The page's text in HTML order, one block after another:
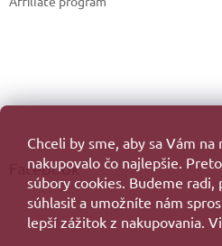
Chceli by sme, aby sa Vám na
nakupovalo čo najlepšie.
súbory cookies. Budeme
súhlasiť a umožníte nám
lepší zážitok z nakupovania.
Facebook